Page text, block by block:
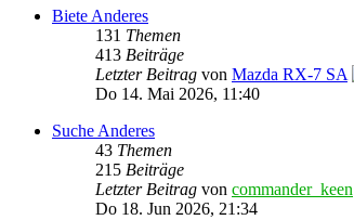
Biete Anderes
131 Themen
413 Beiträge
Letzter Beitrag von Mazda RX-7 SA
Do 14. Mai 2026, 11:40
Suche Anderes
43 Themen
215 Beiträge
Letzter Beitrag von commander_keen
Do 18. Jun 2026, 21:34